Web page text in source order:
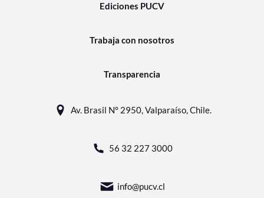
Ediciones PUCV
Trabaja con nosotros
Transparencia
Av. Brasil N° 2950, Valparaíso, Chile.
56 32 227 3000
info@pucv.cl